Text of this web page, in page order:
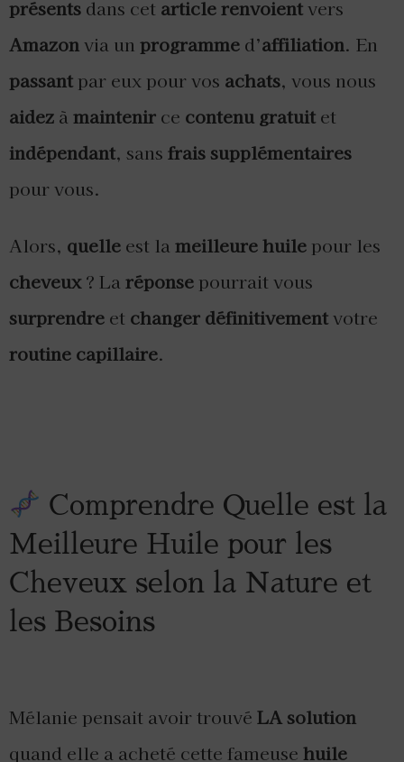
présents dans cet articlerenvoientvers
Amazonvia un programme d’affiliation. En
passant par eux pour vos achats, vous nous
aidez à maintenir ce contenu gratuit et
indépendant, sans frais supplémentaires
pour vous.
Alors, quelle est la meilleurehuile pour les
cheveux? La réponse pourrait vous
surprendre et changer définitivementvotre
routine capillaire.
Comprendre Quelle est la
Meilleure Huile pour les
Cheveux selon la Nature et
les Besoins
Mélanie pensait avoir trouvé LA solution
quand elle a acheté cette fameuse huile